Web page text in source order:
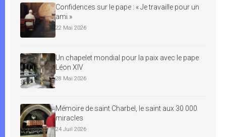
Confidences sur le pape : « Je travaille pour un
ami »
22 Mai 2026
Un chapelet mondial pour la paix avec le pape
Léon XIV
28 Mai 2026
Mémoire de saint Charbel, le saint aux 30 000
miracles
24 Juil 2026